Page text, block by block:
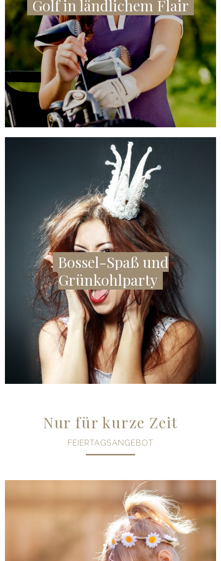
Golf in ländlichem Flair
ANGEBOT ANZEIGEN
Bossel-Spaß und
Grünkohlparty
ANGEBOT ANZEIGEN
Nur für kurze Zeit
FEIERTAGSANGEBOT